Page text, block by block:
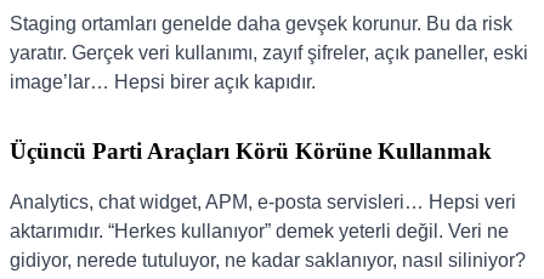
Staging ortamları genelde daha gevşek korunur. Bu da risk
yaratır. Gerçek veri kullanımı, zayıf şifreler, açık paneller, eski
image’lar… Hepsi birer açık kapıdır.
Üçüncü Parti Araçları Körü Körüne Kullanmak
Analytics, chat widget, APM, e-posta servisleri… Hepsi veri
aktarımıdır. “Herkes kullanıyor” demek yeterli değil. Veri ne
gidiyor, nerede tutuluyor, ne kadar saklanıyor, nasıl siliniyor?